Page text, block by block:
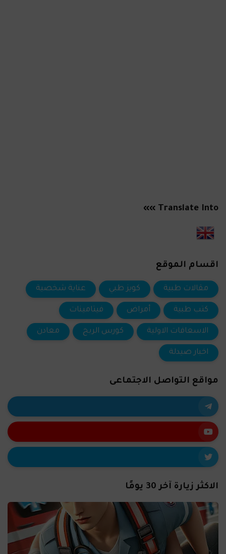
Translate Into »»
اقسام الموقع
مقالات طبية كويز طبي عناية شخصية
كتب طبية أمراض فيتامينات
الاسعافات الاولية كورس الربح معادن
اخبار صيدلة
مواقع التواصل الاجتماعى
الاكثر زيارة آخر 30 يومًا